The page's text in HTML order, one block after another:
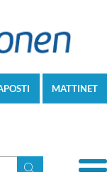
MATTINET